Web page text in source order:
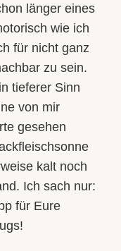
länger eines
wie ich
für nicht ganz
zu sein.
tieferer Sinn
von mir
gesehen
kalt noch
Ich sach nur:
für Eure